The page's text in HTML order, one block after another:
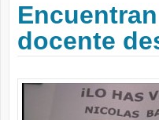
docente